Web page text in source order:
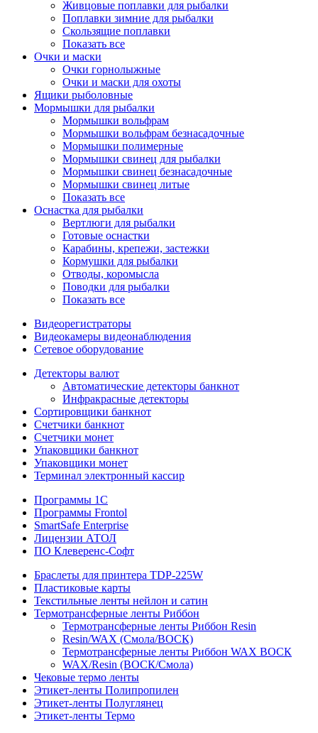
Живцовые поплавки для рыбалки
Поплавки зимние для рыбалки
Скользящие поплавки
Показать все
Очки и маски
Очки горнолыжные
Очки и маски для охоты
Ящики рыболовные
Мормышки для рыбалки
Мормышки вольфрам
Мормышки вольфрам безнасадочные
Мормышки полимерные
Мормышки свинец для рыбалки
Мормышки свинец безнасадочные
Мормышки свинец литые
Показать все
Оснастка для рыбалки
Вертлюги для рыбалки
Готовые оснастки
Карабины, крепежи, застежки
Кормушки для рыбалки
Отводы, коромысла
Поводки для рыбалки
Показать все
Видеорегистраторы
Видеокамеры видеонаблюдения
Сетевое оборудование
Детекторы валют
Автоматические детекторы банкнот
Инфракрасные детекторы
Сортировщики банкнот
Счетчики банкнот
Счетчики монет
Упаковщики банкнот
Упаковщики монет
Терминал электронный кассир
Программы 1C
Программы Frontol
SmartSafe Enterprise
Лицензии АТОЛ
ПО Клеверенс-Софт
Браслеты для принтера TDP-225W
Пластиковые карты
Текстильные ленты нейлон и сатин
Термотрансферные ленты Риббон
Термотрансферные ленты Риббон Resin
Resin/WAX (Смола/ВОСК)
Термотрансферные ленты Риббон WAX ВОСК
WAX/Resin (ВОСК/Смола)
Чековые термо ленты
Этикет-ленты Полипропилен
Этикет-ленты Полуглянец
Этикет-ленты Термо